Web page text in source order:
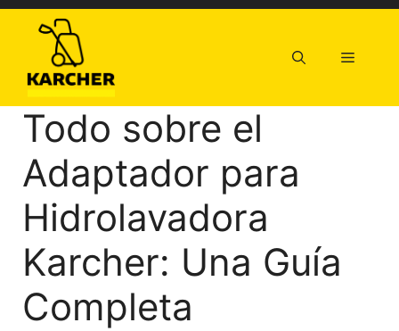
Saltar
contenido
Menú
Todo sobre el
Adaptador para
Hidrolavadora
Karcher: Una Guía
Completa